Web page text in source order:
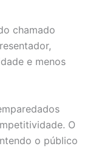
chamado
e menos
O
o público